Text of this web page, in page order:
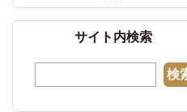
サイト内検索